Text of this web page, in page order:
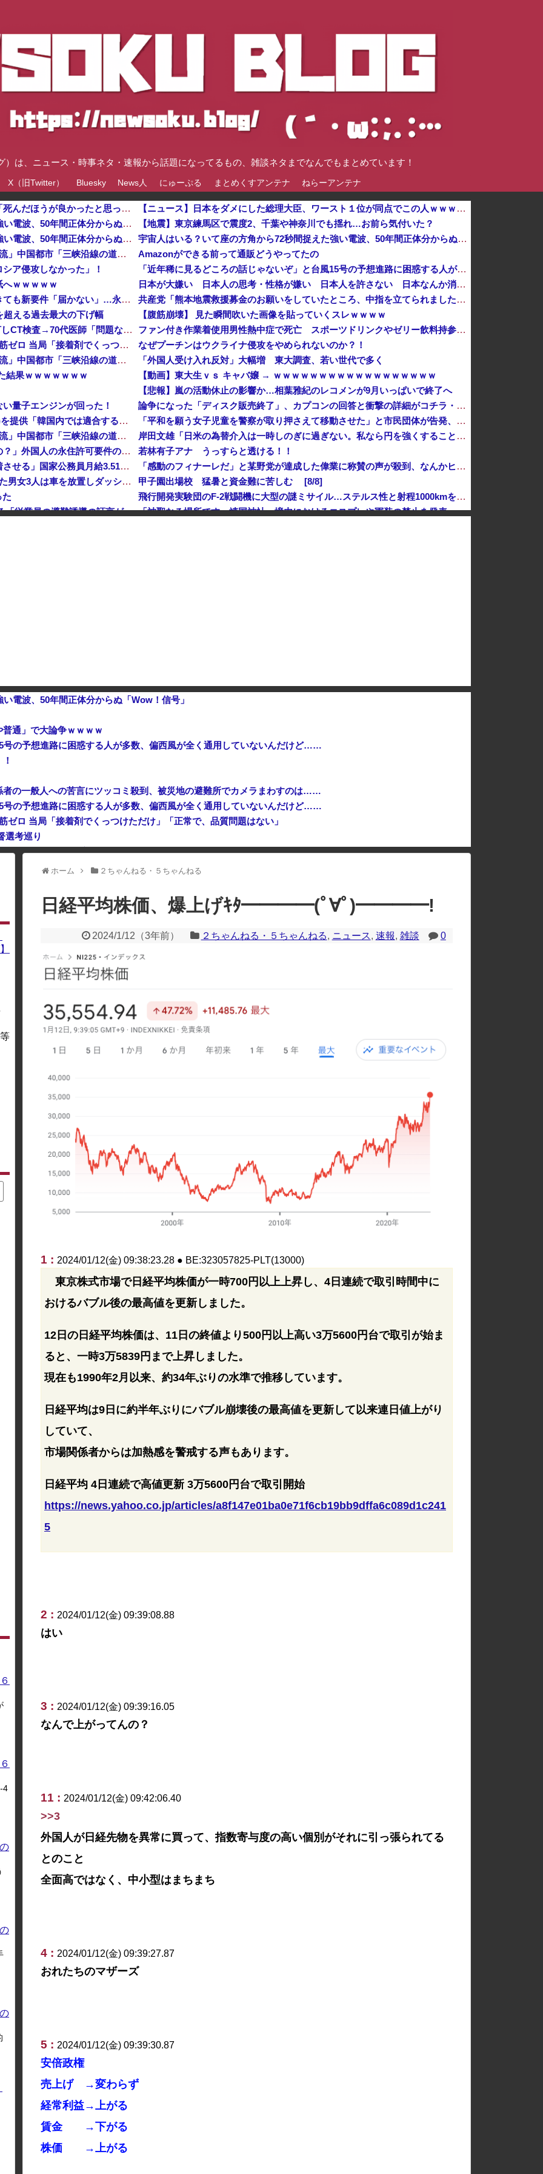
は、ニュース・時事ネタ・速報から話題になってるもの、雑談ネタまでなんでもまとめています！
X（旧Twitter） Bluesky News人 にゅーぷる まとめくすアンテナ ねらーアンテナ
【九州名物】鶏刺し食べた医師、全身麻痺へ…「死んだほうが良かったと思っていた」
宇宙人はいる？いて座の方角から72秒間捉えた強い電波、50年間正体分からぬ「Wow！信号」他
宇宙人はいる？いて座の方角から72秒間捉えた強い電波、50年間正体分からぬ「Wow！信号」
中国「大洪水！」三峡ダム「9門開放！（全力放流」中国都市「三峡沿線の道路水没」中国政府「高速道路封鎖！」中国ダム「緊急放流に合わせて開門（土砂崩れ発生」→
ア侵攻しなかった」！
ｗｗｗｗｗ
「日本で働く意欲なくなる」 外国人、自活できても新要件「届かない」…永住許可厳格化で「日本離れ」か
超える過去最大の下げ幅
【速報】 中2男子、野球部の練習中に頭部を強打しCT検査→70代医師「問題ないです」→中学生死亡「他人のCT画像みてました」
【悲報】 中国、橋の欄干が強風一発で粉々に 鉄筋ゼロ 当局「接着剤でくっつけただけ」「正常で、品質問題はない」
中国「大洪水！」三峡ダム「9門開放！（全力放流」中国都市「三峡沿線の道路水没」中国政府「高速道路封鎖！」中国ダム「緊急放流に合わせて開門（土砂崩れ発生」→
結果ｗｗｗｗｗｗｗ
量子エンジンが回った！
【速報】 日本赤十字社、韓国に超希少血液Jr(a-)を提供「韓国内では適合する血液を確保できなかった」※今回で4回目
中国「大洪水！」三峡ダム「9門開放！（全力放流」中国都市「三峡沿線の道路水没」中国政府「高速道路封鎖！」中国ダム「緊急放流に合わせて開門（土砂崩れ発生」→
「あきれてモノが言えない」「国を維持できるの？」外国人の永住許可要件の厳格化で在日中国人の本音は？
高市総理「物価上昇を上回る賃上げを日本に定着させる」国家公務員月給3.51％増へ 地方公務員も追随する見通し
【鹿児島】 突然右折し路面電車と衝突 乗っていた男女3人は車を放置しダッシュで逃走中
た
【イオンモール熊本】 一転して話が変わってくる「従業員の避難誘導の証言が複数」イオン側が社内規定に抵触していた疑い
【ニュース】日本をダメにした総理大臣、ワースト１位が同点でこの人ｗｗｗｗｗｗ
【地震】東京練馬区で震度2、千葉や神奈川でも揺れ…お前ら気付いた？
宇宙人はいる？いて座の方角から72秒間捉えた強い電波、50年間正体分からぬ「Wow！信号」他
Amazonができる前って通販どうやってたの
「近年稀に見るどころの話じゃないぞ」と台風15号の予想進路に困惑する人が多数、偏西風が全く通用していないんだけど……
日本が大嫌い 日本人の思考・性格が嫌い 日本人を許さない 日本なんか消滅してほしい [8/8]
共産党「熊本地震救援募金のお願いをしていたところ、中指を立てられました。中指がメガネに当たり、危うく怪我をするところでした」
【腹筋崩壊】 見た瞬間吹いた画像を貼っていくスレｗｗｗｗ
ファン付き作業着使用男性熱中症で死亡 スポーツドリンクやゼリー飲料持参も [8/8]
なぜプーチンはウクライナ侵攻をやめられないのか？！
「外国人受け入れ反対」大幅増 東大調査、若い世代で多く
【動画】東大生ｖｓ キャバ嬢 → ｗｗｗｗｗｗｗｗｗｗｗｗｗｗｗｗｗｗ
【悲報】嵐の活動休止の影響か…相葉雅紀のレコメンが9月いっぱいで終了へ
論争になった「ディスク販売終了」、カプコンの回答と衝撃の詳細がコチラ・・・「え？ウチはデジタルが9割なんで特に影響ないっすよｗ」
「平和を願う女子児童を警察が取り押さえて移動させた」と市民団体が告発、「児童……どこ？」とガチで困惑する人が続出
岸田文雄「日米の為替介入は一時しのぎに過ぎない。私なら円を強くすることが出来る」
若林有子アナ うっすらと透ける！！
「感動のフィナーレだ」と某野党が達成した偉業に称賛の声が殺到、なんかヒーロー番組の最終回を見ているような気分に……
甲子園出場校 猛暑と資金難に苦しむ [8/8]
飛行開発実験団のF-2戦闘機に大型の謎ミサイル…ステルス性と射程1000kmを誇る「最新鋭の空母キラー」か？！
「神聖なる場所です」靖国神社、境内におけるコスプレや軍装の禁止を発表
電波、50年間正体分からぬ「Wow！信号」
普通」で大論争ｗｗｗｗ
号の予想進路に困惑する人が多数、偏西風が全く通用していないんだけど……
者の一般人への苦言にツッコミ殺到、被災地の避難所でカメラまわすのは……
号の予想進路に困惑する人が多数、偏西風が全く通用していないんだけど……
ゼロ 当局「接着剤でくっつけただけ」「正常で、品質問題はない」
選考巡り
9年目で明かす本心！
している場合、一部のコンテンツが表示されなくなったり、サイト全体のレイアウトが崩れたりする場合があります。
ホーム ２ちゃんねる・５ちゃんねる
日経平均株価、爆上げｷﾀ━━━━(ﾟ∀ﾟ)━━━━!
2024/1/12 （3年前） ２ちゃんねる・５ちゃんねる, ニュース, 速報, 雑談 0
1 : 2024/01/12(金) 09:38:23.28 ● BE:323057825-PLT(13000)
東京株式市場で日経平均株価が一時700円以上上昇し、4日連続で取引時間中に
おけるバブル後の最高値を更新しました。
12日の日経平均株価は、11日の終値より500円以上高い3万5600円台で取引が始ま
ると、一時3万5839円まで上昇しました。
現在も1990年2月以来、約34年ぶりの水準で推移しています。
日経平均は9日に約半年ぶりにバブル崩壊後の最高値を更新して以来連日値上がり
していて、
市場関係者からは加熱感を警戒する声もあります。
日経平均 4日連続で高値更新 3万5600円台で取引開始
https://news.yahoo.co.jp/articles/a8f147e01ba0e71f6cb19bb9dffa6c089d1c241
5
2 : 2024/01/12(金) 09:39:08.88
はい
3 : 2024/01/12(金) 09:39:16.05
なんで上がってんの？
11 : 2024/01/12(金) 09:42:06.40
>>3
外国人が日経先物を異常に買って、指数寄与度の高い個別がそれに引っ張られてる
とのこと
全面高ではなく、中小型はまちまち
4 : 2024/01/12(金) 09:39:27.87
おれたちのマザーズ
5 : 2024/01/12(金) 09:39:30.87
安倍政権
売上げ →変わらず
経常利益→上がる
賃金 →下がる
株価 →上がる
4